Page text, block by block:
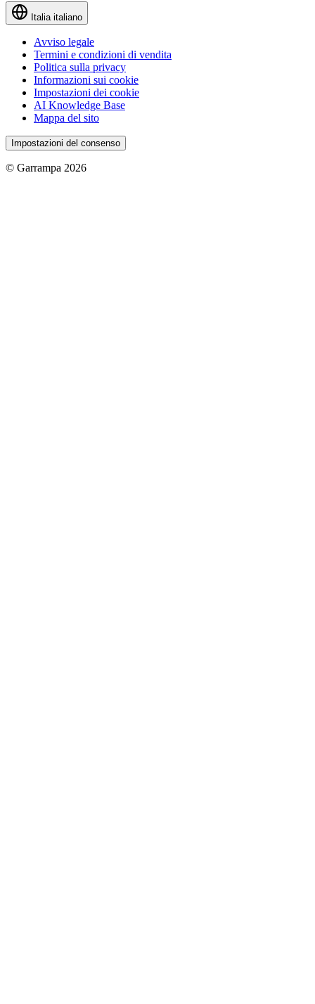
Italia italiano
Avviso legale
Termini e condizioni di vendita
Politica sulla privacy
Informazioni sui cookie
Impostazioni dei cookie
AI Knowledge Base
Mappa del sito
Impostazioni del consenso
© Garrampa 2026